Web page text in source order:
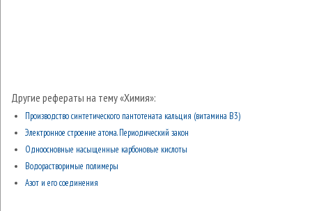
Другие рефераты на тему «Химия»:
Производство синтетического пантотената кальция (витамина В3)
Электронное строение атома. Периодический закон
Одноосновные насыщенные карбоновые кислоты
Водорастворимые полимеры
Азот и его соединения